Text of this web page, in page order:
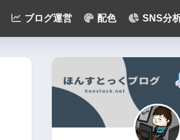
ブログ運営 配色 SNS分